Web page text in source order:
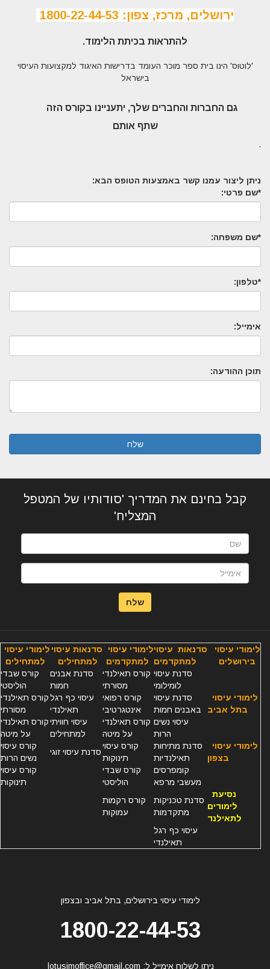
ירושלים, מרכז, צפון: 1800-22-44-53
להתראות בכיתת הלימוד.
'לוטוס' הינו בית ספר מוכר העומד בדרישות האיגוד למקצועות העיסוי
בישראל
גם החברות והחברים שלך, יתעניינו בקורס הזה
שתף אותם
.
ניתן ליצור עמנו קשר באמצעות הטופס הבא:
*שם פרטי:
*שם משפחה:
*טלפון:
אימייל:
תוכן ההודעה:
שלח
קבל בחינם את המדריך 'סודותיו של המטפל
המצליח'
שלח
לימודי עיסוי סדנאות עיסוי
לימודי עיסויסדנאות עיסוי
לימודי עיסוי
בירושלים
קורס שבדי
הוליסטי
סדנת אבנים
חמות
קורס תאילנדי
מסורתי
סדנת עיסוי
לומילומי
קורס תאילנדי
מסורתי
עיסוי כף רגל
תאילנדי
קורס רפואי
אינטגרטיבי
סדנת עיסוי
באבנים חמות
לימודי עיסוי
בתל אביב
קורס תאילנדי
על מיטה
עיסוי חוויתי
למתחילים
קורס תאילנדי עיסוי נשים
הרות
קורס עיסוי
נשים הרות
סדנת עיסוי זוגי
קורס עיסוי
תינוקות
סדנת מתיחות
תאילנדיות
לימודי עיסוי
בצפון
קורס עיסוי
תינוקות
קורס שבדי
הוליסטי
קומפרסים
מעשבי מרפא
קורס רקמות
עמוקות
סדנת טכניקות
מתקדמות
נסיעת
לימודים
לתאילנד
עיסוי כף רגל
תאילנדי
לימודי עיסוי בירושלים, בתל אביב ובצפון
1800-22-44-53
ניתן לשלוח אימייל ל: lotusimoffice@gmail.com